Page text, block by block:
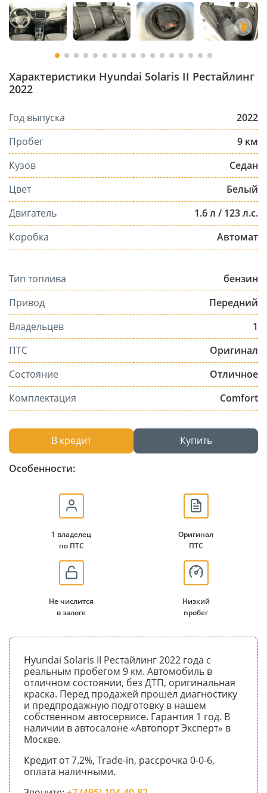
Характеристики Hyundai Solaris II Рестайлинг
2022
Год выпуска
2022
Пробег
9 км
Кузов
Седан
Цвет
Белый
Двигатель
1.6 л / 123 л.с.
Коробка
Автомат
Тип топлива
бензин
Привод
Передний
Владельцев
1
ПТС
Оригинал
Состояние
Отличное
Комплектация
Comfort
В кредит Купить
Особенности:
1 владелец
по ПТС
Оригинал
ПТС
Не числится
в залоге
Низкий
пробег
Hyundai Solaris II Рестайлинг 2022 года с
реальным пробегом 9 км. Автомобиль в
отличном состоянии, без ДТП, оригинальная
краска. Перед продажей прошел диагностику
и предпродажную подготовку в нашем
собственном автосервисе. Гарантия 1 год. В
наличии в автосалоне «Автопорт Эксперт» в
Москве.
Кредит от 7.2%, Trade-in, рассрочка 0-0-6,
оплата наличными.